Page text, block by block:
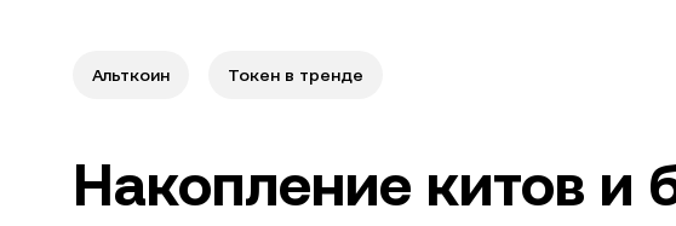
Альткоин Токен в тренде
Накопление китов и